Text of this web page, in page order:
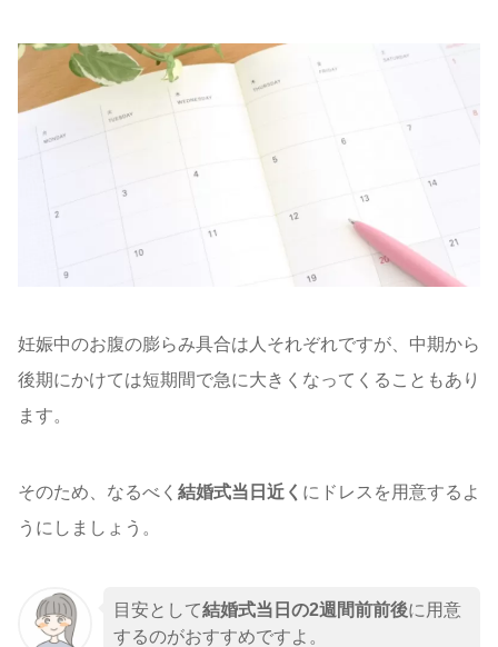
妊娠中のお腹の膨らみ具合は人それぞれですが、中期から
後期にかけては短期間で急に大きくなってくることもあり
ます。
そのため、なるべく 結婚式当日近く にドレスを用意するよ
うにしましょう。
目安として結婚式当日の2週間前前後に用意
するのがおすすめですよ。